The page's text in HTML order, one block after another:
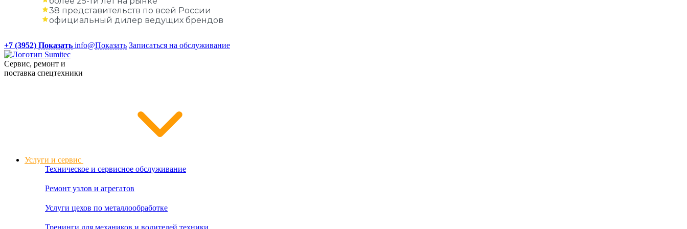
38 представительств по всей России
официальный дилер ведущих брендов
+7 (3952) Показать info@Показать Записаться на обслуживание
Сервис, ремонт и
поставка спецтехники
Услуги и сервис
Техническое и сервисное обслуживание
Ремонт узлов и агрегатов
Услуги цехов по металлообработке
Тренинги для механиков и водителей техники